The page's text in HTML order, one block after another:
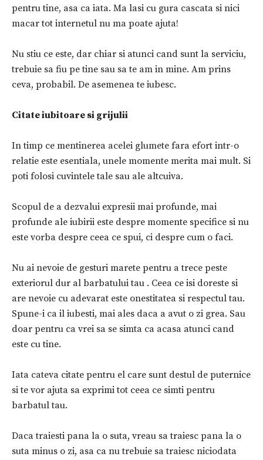
pentru tine, asa ca iata. Ma lasi cu gura cascata si nici
macar tot internetul nu ma poate ajuta!
Nu stiu ce este, dar chiar si atunci cand sunt la serviciu,
trebuie sa fiu pe tine sau sa te am in mine. Am prins
ceva, probabil. De asemenea te iubesc.
Citate iubitoare si grijulii
In timp ce mentinerea acelei glumete fara efort intr-o
relatie este esentiala, unele momente merita mai mult. Si
poti folosi cuvintele tale sau ale altcuiva.
Scopul de a dezvalui expresii mai profunde, mai
profunde ale iubirii este despre momente specifice si nu
este vorba despre ceea ce spui, ci despre cum o faci.
Nu ai nevoie de gesturi marete pentru a trece peste
exteriorul dur al barbatului tau . Ceea ce isi doreste si
are nevoie cu adevarat este onestitatea si respectul tau.
Spune-i ca il iubesti, mai ales daca a avut o zi grea. Sau
doar pentru ca vrei sa se simta ca acasa atunci cand
este cu tine.
Iata cateva citate pentru el care sunt destul de puternice
si te vor ajuta sa exprimi tot ceea ce simti pentru
barbatul tau.
Daca traiesti pana la o suta, vreau sa traiesc pana la o
suta minus o zi, asa ca nu trebuie sa traiesc niciodata